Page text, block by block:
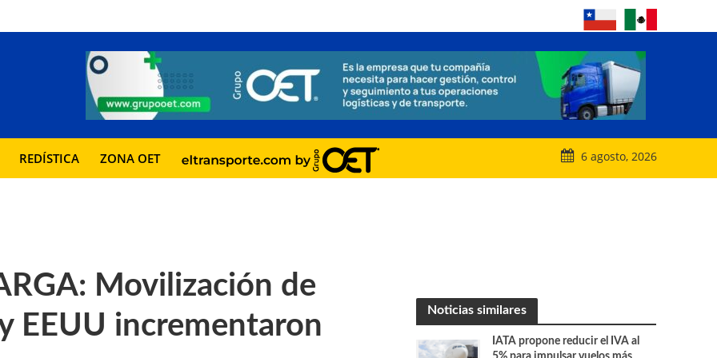
REDÍSTICA ZONA OET 6 agosto, 2026
Movilización de
EEUU incrementaron
Noticias similares
IATA propone reducir el IVA al